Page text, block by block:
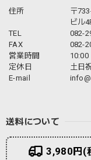
住所
〒
ビル
TEL
082-
FAX
082-
営業時間
10:00
定休日
土日
E-mail
送料について
3,980円(